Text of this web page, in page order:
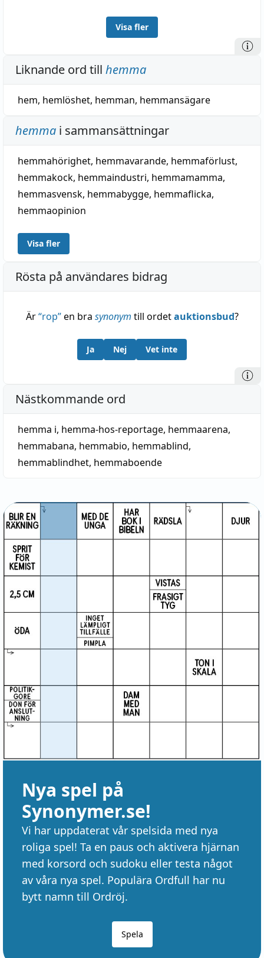
Visa fler
Liknande ord till hemma
hem, hemlöshet, hemman, hemmansägare
hemma i sammansättningar
hemmahörighet, hemmavarande, hemmaförlust,
hemmakock, hemmaindustri, hemmamamma,
hemmasvensk, hemmabygge, hemmaflicka,
hemmaopinion
Visa fler
Rösta på användares bidrag
Är“rop”en bra synonym till ordetauktionsbud?
Ja Nej Vet inte
Nästkommande ord
hemma i, hemma-hos-reportage, hemmaarena,
hemmabana, hemmabio, hemmablind,
hemmablindhet, hemmaboende
Nya spel på
Synonymer.se!
Vi har uppdaterat vår spelsida med nya
roliga spel! Ta en paus och aktivera hjärnan
med korsord och sudoku eller testa något
av våra nya spel. Populära Ordfull har nu
bytt namn till Ordröj.
Spela